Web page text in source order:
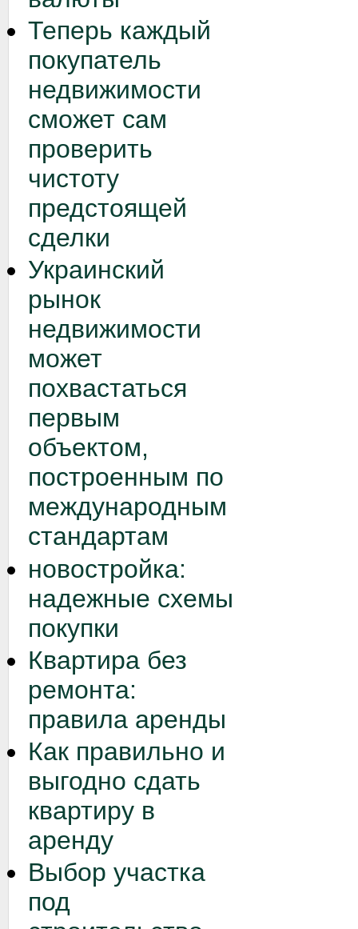
Теперь каждый
покупатель
недвижимости
сможет сам
проверить
чистоту
предстоящей
сделки
Украинский
рынок
недвижимости
может
похвастаться
первым
объектом,
построенным по
международным
стандартам
новостройка:
надежные схемы
покупки
Квартира без
ремонта:
правила аренды
Как правильно и
выгодно сдать
квартиру в
аренду
Выбор участка
под